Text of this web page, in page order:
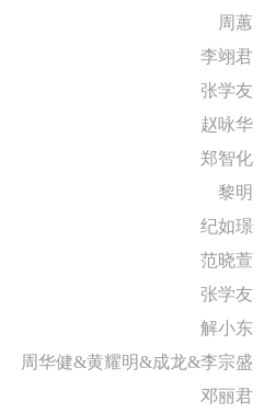
周蕙
李翊君
张学友
赵咏华
郑智化
黎明
纪如璟
范晓萱
张学友
解小东
周华健&黄耀明&成龙&李宗盛
邓丽君